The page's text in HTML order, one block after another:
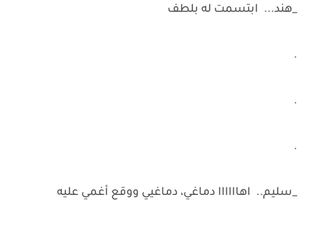
_هند... ابتسمت له بلطف
.
.
.
_سليم.. اهاااااا دماغي، دماغيي ووقع أغمي عليه